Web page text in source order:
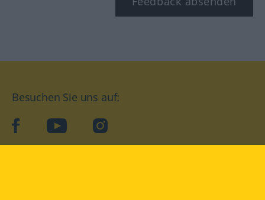
Besuchen Sie uns auf:
facebookYouTube Instagram